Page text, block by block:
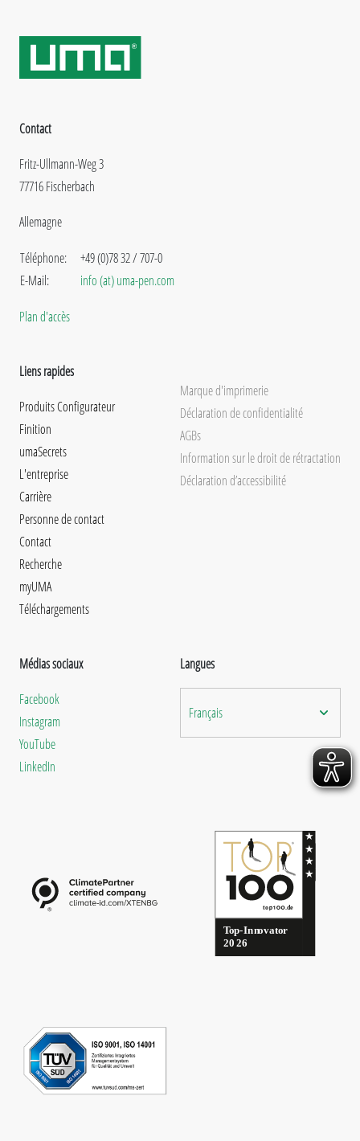
Contact
Fritz-Ullmann-Weg 3
77716 Fischerbach
Allemagne
Téléphone:
E-Mail:
+49 (0)78 32 / 707-0
info (at) uma-pen.com
Plan d'accès
Liens rapides
Produits Configurateur
Finition
umaSecrets
L'entreprise
Carrière
Personne de contact
Contact
Recherche
myUMA
Téléchargements
Marque d'imprimerie
Déclaration de confidentialité
AGBs
Information sur le droit de rétractation
Déclaration d’accessibilité
Médias sociaux
Facebook
Instagram
YouTube
LinkedIn
Langues
Français